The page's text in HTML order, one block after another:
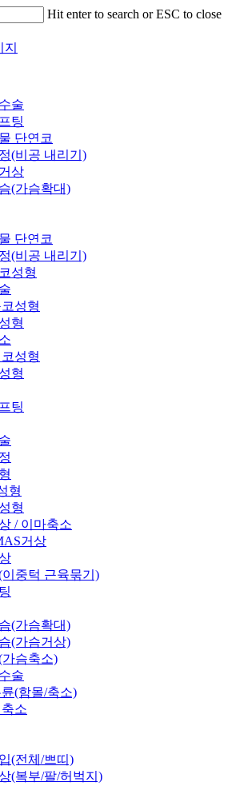
Hit enter to search or ESC to close
술
팅
단연코
(비공 내리기)
상
(가슴확대)
단연코
(비공 내리기)
성형
성형
형
성형
형
팅
형
형
/ 이마축소
거상
중턱 근육묶기)
(가슴확대)
(가슴거상)
슴축소)
술
(함몰/축소)
소
(전체/쁘띠)
(복부/팔/허벅지)